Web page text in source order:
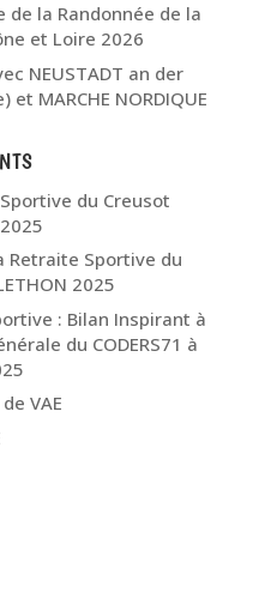
de la Randonnée de la
et Loire 2026
NEUSTADT an der
MARCHE NORDIQUE
du Creusot
Retraite Sportive du
2025
: Bilan Inspirant à
du CODERS71 à
VAE